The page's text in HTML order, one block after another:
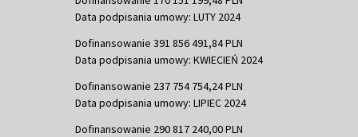
Data podpisania umowy: LUTY 2024
Dofinansowanie 391 856 491,84 PLN
Data podpisania umowy: KWIECIEŃ 2024
Dofinansowanie 237 754 754,24 PLN
Data podpisania umowy: LIPIEC 2024
Dofinansowanie 290 817 240,00 PLN